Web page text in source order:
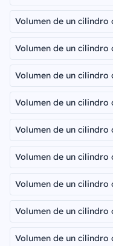
Volumen de un cilindro
Volumen de un cilindro
Volumen de un cilindro
Volumen de un cilindro
Volumen de un
Volumen de un
Volumen de un cilindro
Volumen de un cilindro
Volumen de un cilindro